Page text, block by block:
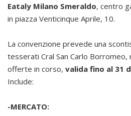
Eataly Milano Smeraldo, centro
in piazza Venticinque Aprile, 10.
La convenzione prevede una
tesserati Cral San Carlo Borromeo,
offerte in corso, valida fino al 31
Include:
-MERCATO: